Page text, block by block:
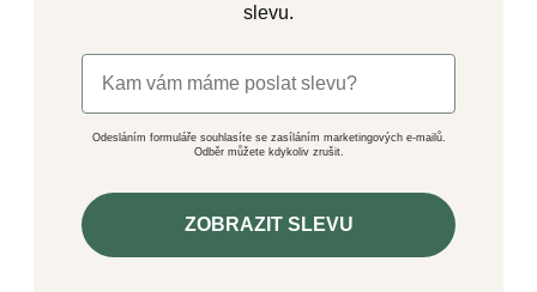
slevu.
Odesláním formuláře souhlasíte se zasíláním marketingových e-mailů.
Odběr můžete kdykoliv zrušit.
ZOBRAZIT SLEVU